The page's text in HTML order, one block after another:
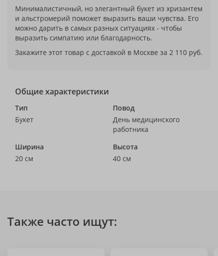
Минималистичный, но элегантный букет из хризантем
и альстромерий поможет выразить ваши чувства. Его
можно дарить в самых разных ситуациях - чтобы
выразить симпатию или благодарность.
Закажите этот товар с доставкой в Москве за 2 110 руб.
Общие характеристики
Тип
Букет
Повод
День медицинского
работника
Ширина
20 см
Высота
40 см
Также часто ищут: